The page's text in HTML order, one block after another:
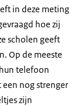
in deze meting
hoe zij
scholen geeft
Op de meeste
telefoon
nog strenger
zijn